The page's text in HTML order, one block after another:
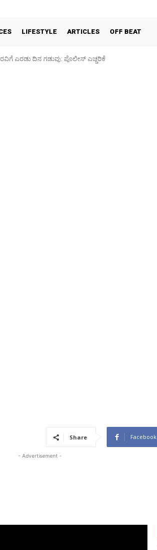
LIFESTYLE ARTICLES OFF BEAT
ಎರಡು ದಿನ ಗಡುವು: ಪೊಲೀಸ್ ಎಚ್ಚರಿಕೆ
ಶಿಬಿರ: ಕೃಷಿ ವಿದ್ಯಾರ್ಥಿಗಳಿಂದ ಉಚಿತ ಚಿಕಿತ್ಸೆ
Share Facebook
- Advertisement -